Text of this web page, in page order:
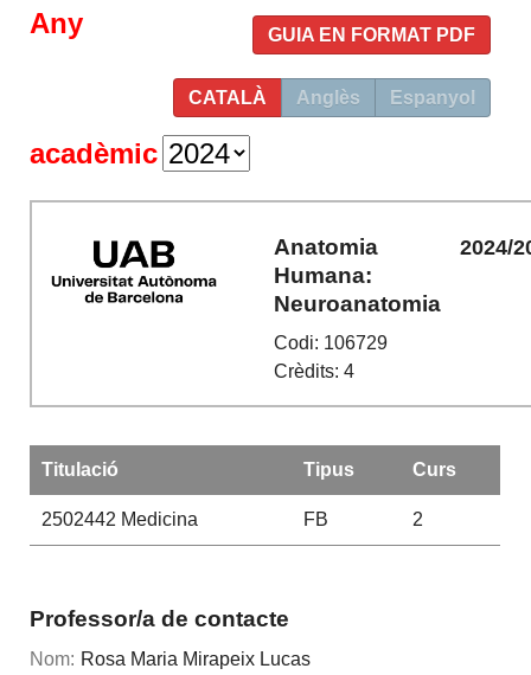
GUIA EN FORMAT PDF
CATALÀ Anglès Espanyol
Any
acadèmic
Anatomia
Humana:
Neuroanatomia
Codi: 106729
Crèdits: 4
2024/
Titulació Tipus Curs
2502442 Medicina FB 2
Professor/a de contacte
Nom: Rosa Maria Mirapeix Lucas